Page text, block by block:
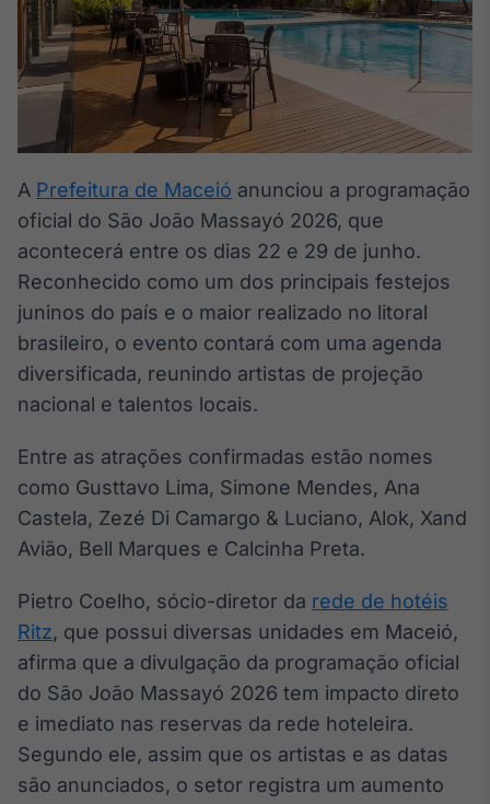
e Conteúdos
Broadcast
OTC
Plataforma para
negociação de
ativos
Broadcast
Datafeed
APIs para
integração de
conteúdos e
Broadcast
headlines de
notícias
Broadcast
Componentes
para conteúdos e
funcionalidades
Conteúdos e
dados para
A Prefeitura de Maceió anunciou a programação
oficial do São João Massayó 2026, que
acontecerá entre os dias 22 e 29 de junho.
Reconhecido como um dos principais festejos
juninos do país e o maior realizado no litoral
brasileiro, o evento contará com uma agenda
diversificada, reunindo artistas de projeção
nacional e talentos locais.
Entre as atrações confirmadas estão nomes
como Gusttavo Lima, Simone Mendes, Ana
Castela, Zezé Di Camargo & Luciano, Alok, Xand
Avião, Bell Marques e Calcinha Preta.
Pietro Coelho, sócio-diretor da rede de hotéis
Ritz, que possui diversas unidades em Maceió,
afirma que a divulgação da programação oficial
do São João Massayó 2026 tem impacto direto
e imediato nas reservas da rede hoteleira.
Segundo ele, assim que os artistas e as datas
são anunciados, o setor registra um aumento